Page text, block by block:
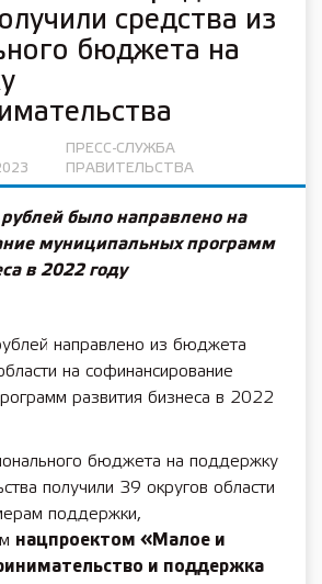
средства из
бюджета на
ПРЕСС-СЛУЖБА
ПРАВИТЕЛЬСТВА
было направлено на
муниципальных программ
в 2022 году
направлено из бюджета
на софинансирование
развития бизнеса в 2022
бюджета на поддержку
получили 39 округов области
поддержки,
нацпроектом «Малое и
и поддержка